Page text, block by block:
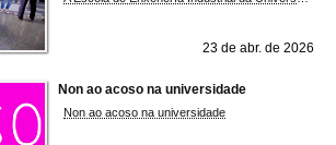
23 de abr. de 2026
Non ao acoso na universidade
Non ao acoso na universidade